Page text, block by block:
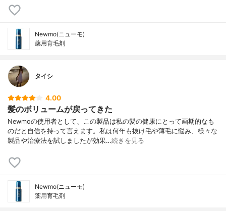
Newmo(ニューモ)
薬用育毛剤
タイシ
4.00
髪のボリュームが戻ってきた
Newmoの使用者として、この製品は私の髪の健康にとって画期的なも
のだと自信を持って言えます。私は何年も抜け毛や薄毛に悩み、様々な
製品や治療法を試しましたが効果…続きを見る
Newmo(ニューモ)
薬用育毛剤